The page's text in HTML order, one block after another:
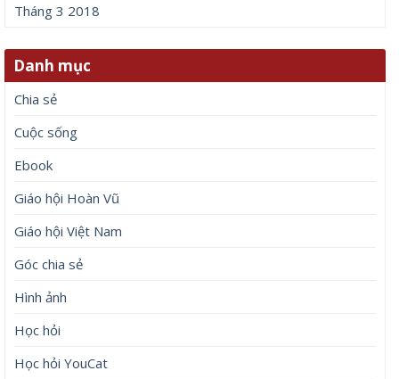
Tháng 3 2018
Danh mục
Chia sẻ
Cuộc sống
Ebook
Giáo hội Hoàn Vũ
Giáo hội Việt Nam
Góc chia sẻ
Hình ảnh
Học hỏi
Học hỏi YouCat